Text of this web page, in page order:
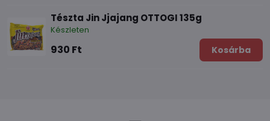
Tészta Jin Jjajang OTTOGI 135g
Készleten
930 Ft Kosárba